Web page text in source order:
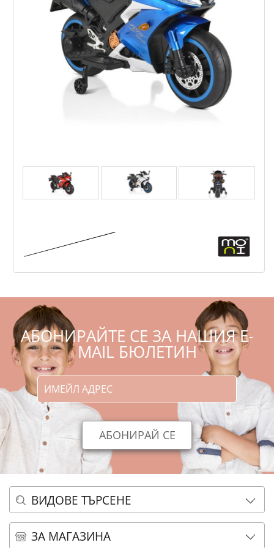
/299,01
137
АБОНИРАЙТЕ СЕ ЗА НАШИЯ E-
MAIL БЮЛЕТИН
ВИДОВЕ ТЪРСЕНЕ
ОСНОВНО ТЪРСЕНЕ
АЗБУЧНО ТЪРСЕНЕ
ЗА МАГАЗИНА